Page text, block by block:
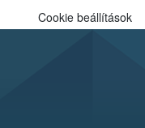
Cookie beállítások